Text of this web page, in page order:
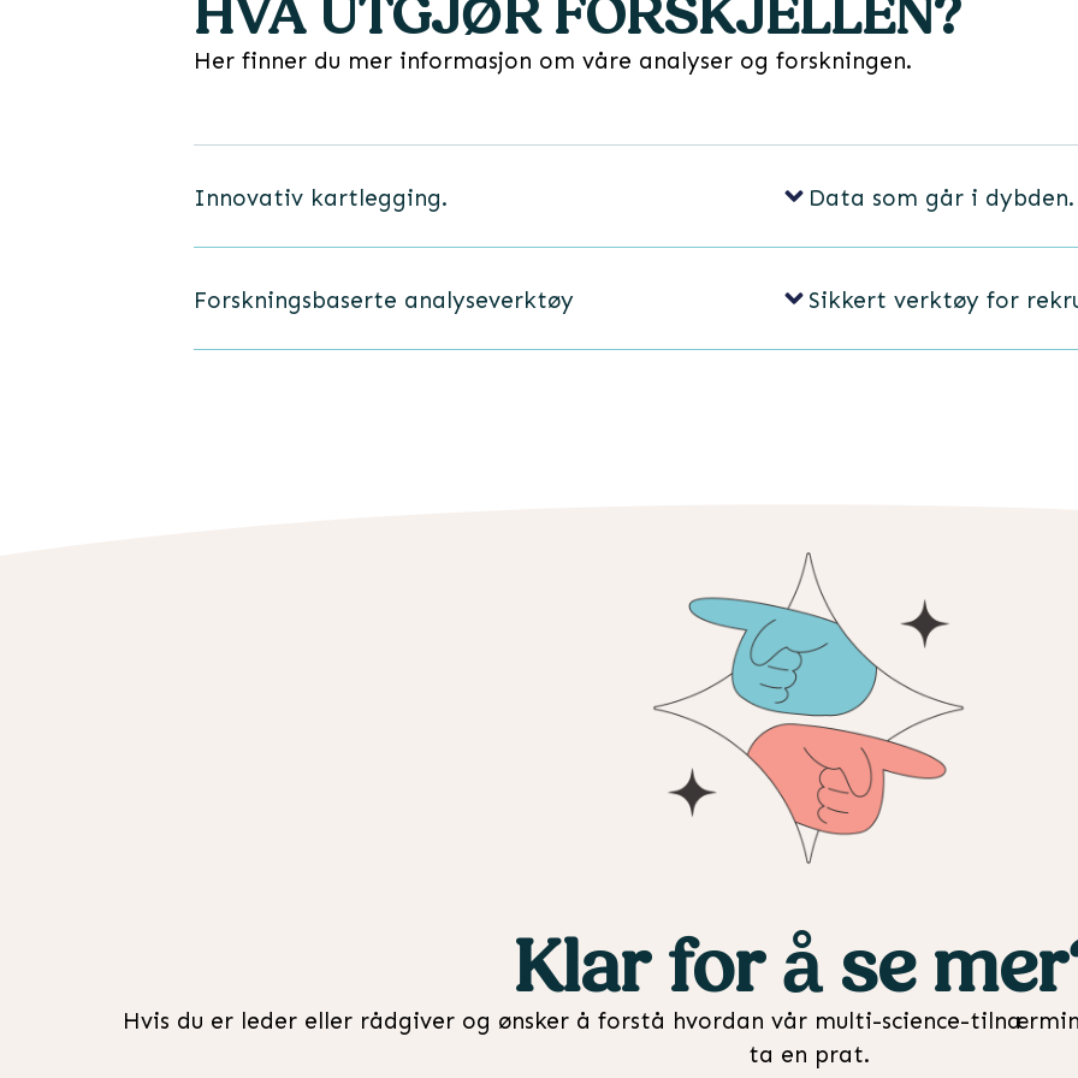
HVA UTGJØR FORSKJELLEN?
Her finner du mer informasjon om våre analyser og forskningen.
Innovativ kartlegging.
Forskningsbaserte analyseverktøy
Data som går i dybden.
Sikkert verktøy for
Klar for å se
Hvis du er leder eller rådgiver og ønsker å forstå hvordan vår multi-science-
ta en prat.